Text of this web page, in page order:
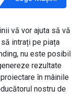
vă vor ajuta să vă
intrați pe piața
nu este posibil
rezultate
în mâinile
nostru de